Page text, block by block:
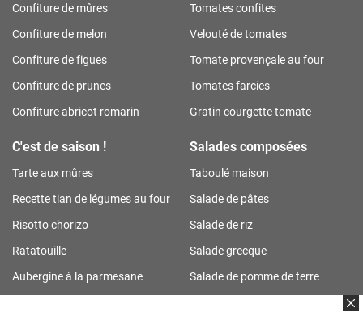
Confiture de mûres
Confiture de melon
Confiture de figues
Confiture de prunes
Confiture abricot romarin
Tomates confites
Velouté de tomates
Tomate provençale au four
Tomates farcies
Gratin courgette tomate
C'est de saison !
Tarte aux mûres
Recette tian de légumes au four
Risotto chorizo
Ratatouille
Aubergine à la parmesane
Salades composées
Taboulé maison
Salade de pâtes
Salade de riz
Salade grecque
Salade de pomme de terre